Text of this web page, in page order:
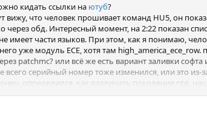
кидать ссылки на ютуб?
вижу, что человек прошивает команд HU5, он
через обд. Интересный момент, на 2:22 показан
имеет части языков. При этом, как я понимаю,
уже модуль ECE, хотя там
patchmc? или всё же есть вариант заливки
всего серийный номер тоже изменился, или это из-
определился, как различать поколения ntg,
спрятан, не могу найти. Пока не получил ответа